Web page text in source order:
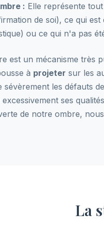
: Elle représente
de soi), ce qui
ou ce qui n'a pas
est un mécanisme très
à projeter sur les
sévèrement les défauts
excessivement ses
de notre ombre,
La